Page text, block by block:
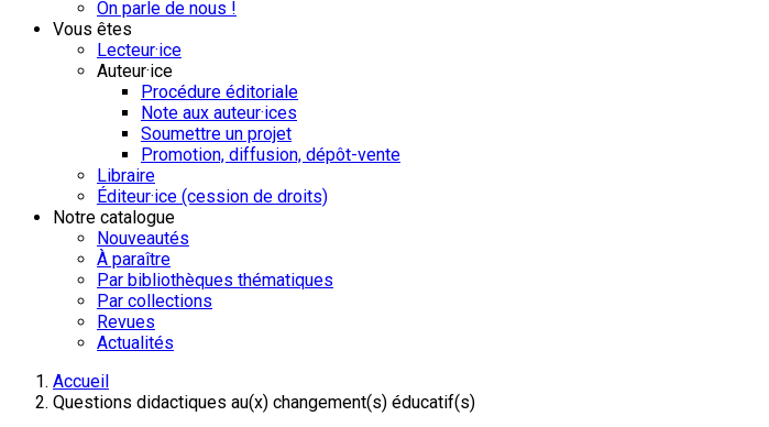
On parle de nous !
Vous êtes
Lecteur·ice
Auteur·ice
Procédure éditoriale
Note aux auteur·ices
Soumettre un projet
Promotion, diffusion, dépôt-vente
Libraire
Éditeur·ice (cession de droits)
Notre catalogue
Nouveautés
À paraître
Par bibliothèques thématiques
Par collections
Revues
Actualités
Accueil
Questions didactiques au(x) changement(s) éducatif(s)